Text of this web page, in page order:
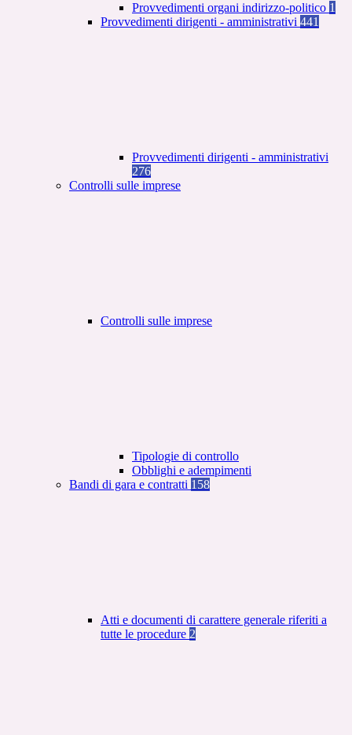
Provvedimenti organi indirizzo-politico 1
Provvedimenti dirigenti - amministrativi 441
Provvedimenti dirigenti - amministrativi
276
Controlli sulle imprese
Controlli sulle imprese
Tipologie di controllo
Obblighi e adempimenti
Bandi di gara e contratti 158
Atti e documenti di carattere generale riferiti a
tutte le procedure 2